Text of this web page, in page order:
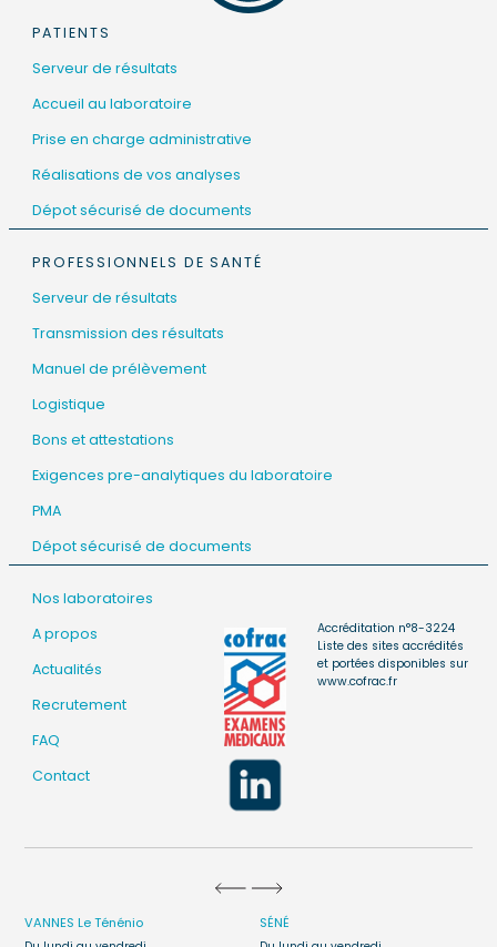
PATIENTS
Serveur de résultats
Accueil au laboratoire
Prise en charge administrative
Réalisations de vos analyses
Dépot sécurisé de documents
PROFESSIONNELS DE SANTÉ
Serveur de résultats
Transmission des résultats
Manuel de prélèvement
Logistique
Bons et attestations
Exigences pre-analytiques du laboratoire
PMA
Dépot sécurisé de documents
Nos laboratoires
A propos
Actualités
Recrutement
FAQ
Contact
Accréditation n°8-3224
Liste des sites accrédités
et portées disponibles sur
www.cofrac.fr
VANNES Le Ténénio SÉNÉ